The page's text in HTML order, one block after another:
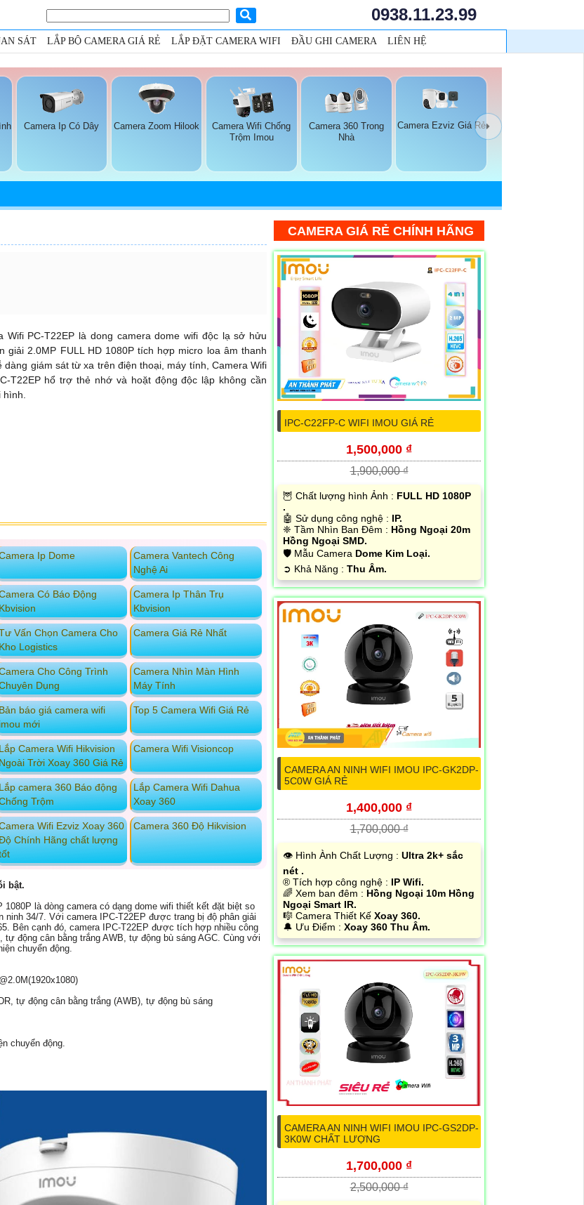
0938.11.23.99
SÁT LẮP BỘ CAMERA GIÁ RẺ LẮP ĐẶT CAMERA WIFI ĐẦU GHI CAMERA LIÊN HỆ
Camera Ip Có Dây Camera Zoom Hilook
Camera Wifi Chống
Trộm Imou
Camera 360 Trong
Nhà
Camera Ezviz Giá Rẻ
Wifi PC-T22EP là dong camera dome wifi độc lạ sở hửu
giải 2.0MP FULL HD 1080P tích hợp micro loa âm thanh
dàng giám sát từ xa trên điện thoại, máy tính, Camera Wifi
T22EP hổ trợ thẻ nhớ và hoặt động độc lập không cần
Ip Dome
Camera Vantech Công
Nghệ Ai
Có Báo Động
Camera Ip Thân Trụ
Kbvision
Vấn Chọn Camera Cho
Logistics
Camera Giá Rẻ Nhất
Cho Công Trình
Dụng
Camera Nhìn Màn Hình
Máy Tính
báo giá camera wifi
mới
Top 5 Camera Wifi Giá Rẻ
Camera Wifi Hikvision
Trời Xoay 360 Giá Rẻ
Camera Wifi Visioncop
camera 360 Báo động
Trộm
Lắp Camera Wifi Dahua
Xoay 360
Wifi Ezviz Xoay 360
Chính Hãng chất lượng
Camera 360 Độ Hikvision
bật.
là dòng camera có dạng dome wifi thiết kết đặt biệt so
34/7. Với camera IPC-T22EP được trang bị độ phân giải
Bên cạnh đó, camera IPC-T22EP được tích hợp nhiều công
động cân bằng trắng AWB, tự động bù sáng AGC. Cùng với
chuyển động.
tự động cân bằng trắng (AWB), tự động bù sáng
chuyển động.
CAMERA GIÁ RẺ CHÍNH HÃNG
IPC-C22FP-C WIFI IMOU GIÁ RẺ
1,500,000 ₫
1,900,000 ₫
🦉 Chất lượng hình Ảnh : FULL HD 1080P
.
🤖️ Sử dụng công nghệ : IP.
❈ Tầm Nhìn Ban Đêm : Hồng Ngoại 20m
Hồng Ngoại SMD.
🛡 Mẫu Camera Dome Kim Loại.
️➲ Khả Năng : Thu Âm.
CAMERA AN NINH WIFI IMOU IPC-GK2DP-
5C0W GIÁ RẺ
1,400,000 ₫
1,700,000 ₫
👁 Hình Ành Chất Lượng : Ultra 2k+ sắc
nét .
®️ Tích hợp công nghệ : IP Wifi.
🌈 Xem ban đêm : Hồng Ngoại 10m Hồng
Ngoại Smart IR.
🎼️ Camera Thiết Kế Xoay 360.
️🔔 Ưu Điểm : Xoay 360 Thu Âm.
CAMERA AN NINH WIFI IMOU IPC-GS2DP-
3K0W CHẤT LƯỢNG
1,700,000 ₫
2,500,000 ₫